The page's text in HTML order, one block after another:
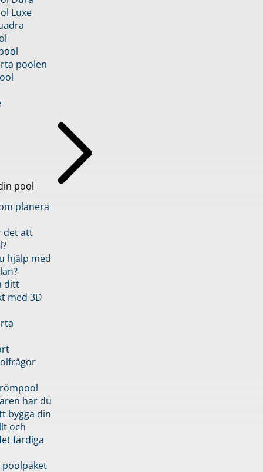
Luxe
poolen
pool
planera
det att
hjälp med
ditt
med 3D
har du
bygga din
och
färdiga